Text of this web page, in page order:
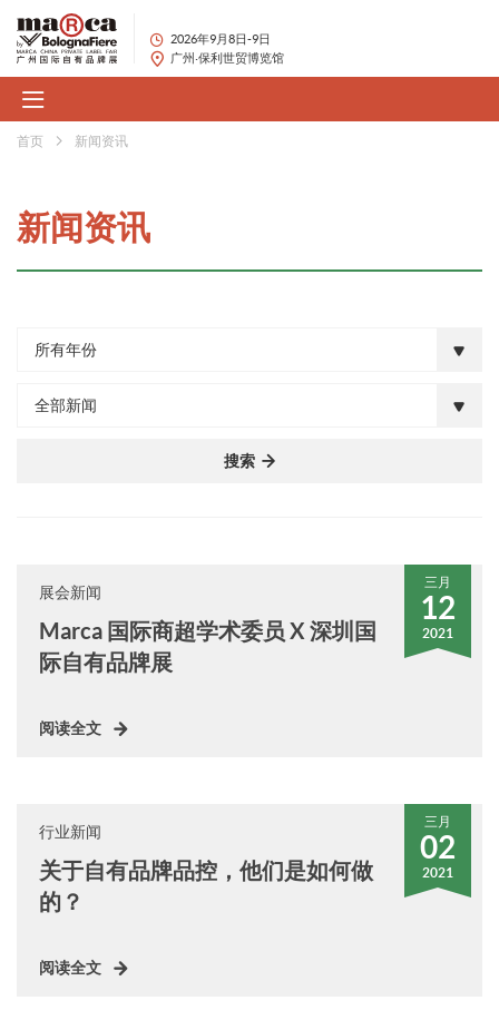
2026年9月8日-9日
广州·保利世贸博览馆
首页 新闻资讯
新闻资讯
所有年份
全部新闻
搜索
三月
12
2021
展会新闻
Marca 国际商超学术委员 X 深圳国
际自有品牌展
阅读全文
三月
02
2021
行业新闻
关于自有品牌品控，他们是如何做
的？
阅读全文